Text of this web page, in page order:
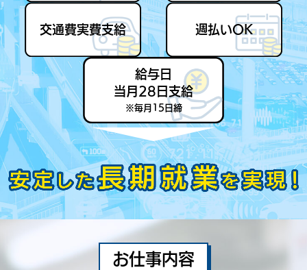
交通費実費支給 週払いOK
給与日
当月28日支給
※毎月15日締
お仕事内容